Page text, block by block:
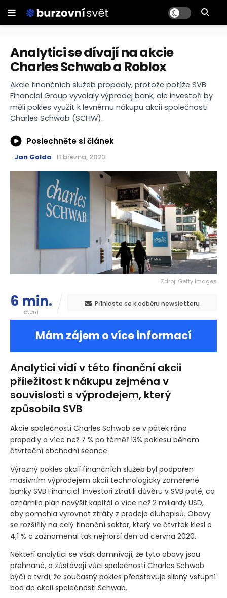
Analytici se dívají na akcie
Charles Schwab a Roblox
Akcie finančních služeb propadly, protože potíže SVB
Financial Group vyvolaly výprodej bank, ale investoři by
měli pokles využít k levnému nákupu akcií společnosti
Charles Schwab (SCHW).
Poslechněte si článek
Jan Golda 11 března, 2023
Zdroj: Getty Images
6 min.
čtení
Přihlaste se k odběru newsletteru
Mám zájem o více informací
Analytici vidí v této finanční akcii
příležitost k nákupu zejména v
souvislosti s výprodejem, který
způsobila SVB
Akcie společnosti Charles Schwab se v pátek ráno
propadly o více než 7 % po téměř 13% poklesu během
čtvrteční obchodní seance.
Výrazný pokles akcií finančních služeb byl podpořen
masivním výprodejem akcií technologicky zaměřené
banky SVB Financial. Investoři ztratili důvěru v SVB poté, co
oznámila plán navýšit kapitál o více než 2 miliardy USD,
aby pomohla vyrovnat ztráty z prodeje dluhopisů. Obavy
se rozšířily na celý finanční sektor, který ve čtvrtek klesl o
4,1 % a zaznamenal tak nejhorší den od června 2020.
Někteří analytici se však domnívají, že tyto obavy jsou
přehnané, a zůstávají vůči společnosti Charles Schwab
býčí a tvrdí, že současný pokles představuje slibný vstupní
bod do akcií společnosti Schwab.